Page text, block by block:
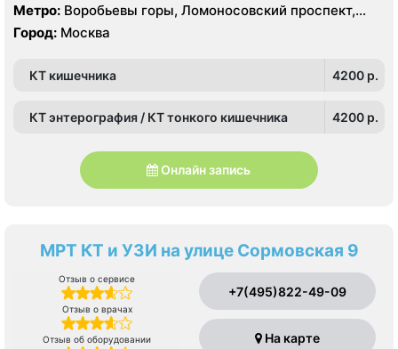
Метро: Воробьевы горы, Ломоносовский проспект,
Университет
Город: Москва
КТ кишечника 4200 p.
КТ энтерография / КТ тонкого кишечника 4200 p.
Онлайн запись
МРТ КТ и УЗИ на улице Сормовская 9
Отзыв о сервисе
Отзыв о врачах
Отзыв об оборудовании
+7(495)822-49-09
На карте